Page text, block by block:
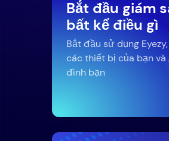
Bắt đầu giám
bất kể điều gì
Bắt đầu sử dụng
các thiết bị của bạn và
đình bạn